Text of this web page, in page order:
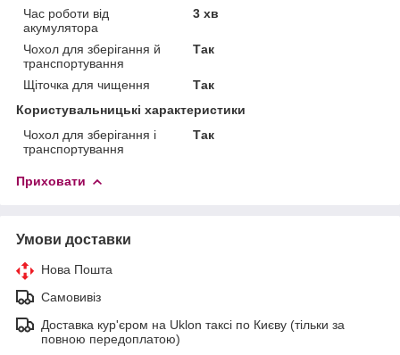
Час роботи від
акумулятора
3 хв
Чохол для зберігання й
транспортування
Так
Щіточка для чищення
Так
Користувальницькі характеристики
Чохол для зберігання і
транспортування
Так
Приховати
Умови доставки
Нова Пошта
Самовивіз
Доставка кур'єром на Uklon таксі по Києву (тільки за
повною передоплатою)